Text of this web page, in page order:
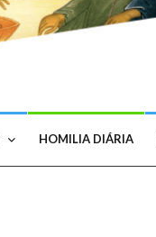
HOMILIA DIÁRIA